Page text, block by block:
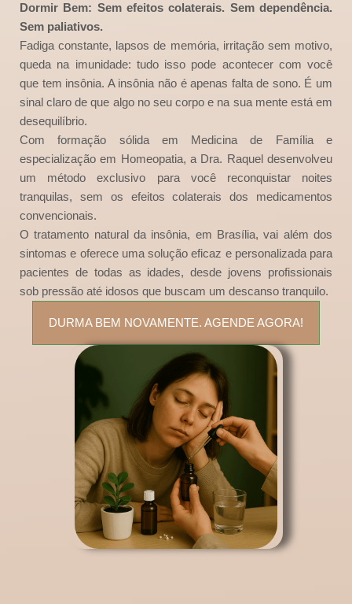
Dormir Bem: Sem efeitos colaterais. Sem dependência.
Sem paliativos.
Fadiga constante, lapsos de memória, irritação sem motivo,
queda na imunidade: tudo isso pode acontecer com você
que tem insônia. A insônia não é apenas falta de sono. É um
sinal claro de que algo no seu corpo e na sua mente está em
desequilíbrio.
Com formação sólida em Medicina de Família e
especialização em Homeopatia, a Dra. Raquel desenvolveu
um método exclusivo para você reconquistar noites
tranquilas, sem os efeitos colaterais dos medicamentos
convencionais.
O tratamento natural da insônia, em Brasília, vai além dos
sintomas e oferece uma solução eficaz e personalizada para
pacientes de todas as idades, desde jovens profissionais
sob pressão até idosos que buscam um descanso tranquilo.
DURMA BEM NOVAMENTE. AGENDE AGORA!